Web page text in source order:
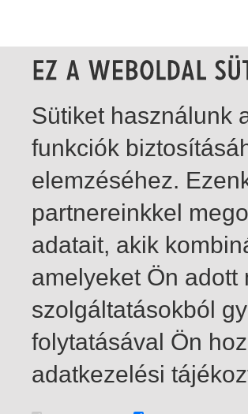
1-1 / total 1 hit
Sütiket használunk
funkciók
elemzéséhez.
partnereinkkel
adatait, akik
amelyeket Ön adott
szolgáltatásokból
folytatásával Ön
adatkezelési